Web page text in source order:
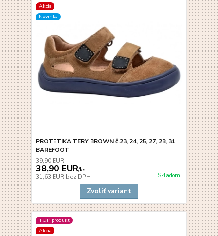
Akcia
Novinka
PROTETIKA TERY BROWN č.23, 24, 25, 27, 28, 31
BAREFOOT
39,90 EUR
38,90 EUR/ks
31,63 EUR bez DPH Skladom
Zvoliť variant
TOP produkt
Akcia